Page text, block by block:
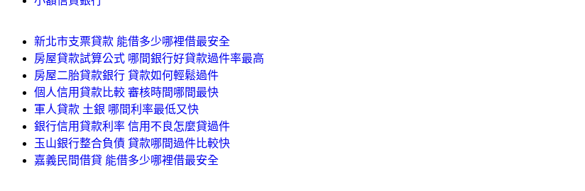
新北市支票貸款 能借多少哪裡借最安全
房屋貸款試算公式 哪間銀行好貸款過件率最高
房屋二胎貸款銀行 貸款如何輕鬆過件
個人信用貸款比較 審核時間哪間最快
軍人貸款 土銀 哪間利率最低又快
銀行信用貸款利率 信用不良怎麼貸過件
玉山銀行整合負債 貸款哪間過件比較快
嘉義民間借貸 能借多少哪裡借最安全